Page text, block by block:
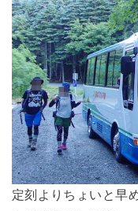
定刻よりちょいと早